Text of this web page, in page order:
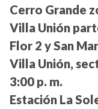
Cerro Grande
Villa Unión
Flor 2 y San
Villa Unión,
3:00 p. m.
Estación La